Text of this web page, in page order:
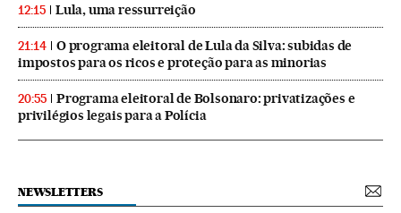
12:15 Lula, uma ressurreição
21:14
O programa eleitoral de Lula da Silva: subidas de
impostos para os ricos e proteção para as minorias
20:55
Programa eleitoral de Bolsonaro: privatizações e
privilégios legais para a Polícia
NEWSLETTERS